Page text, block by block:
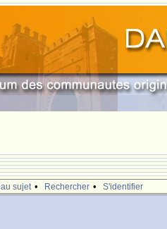
sujet • Rechercher • S'identifier